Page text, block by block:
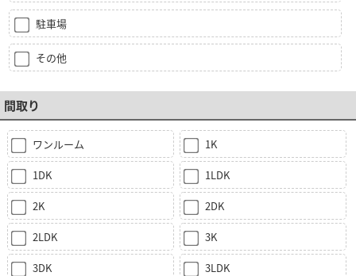
駐車場
その他
間取り
ワンルーム 1K
1DK 1LDK
2K 2DK
2LDK 3K
3DK 3LDK